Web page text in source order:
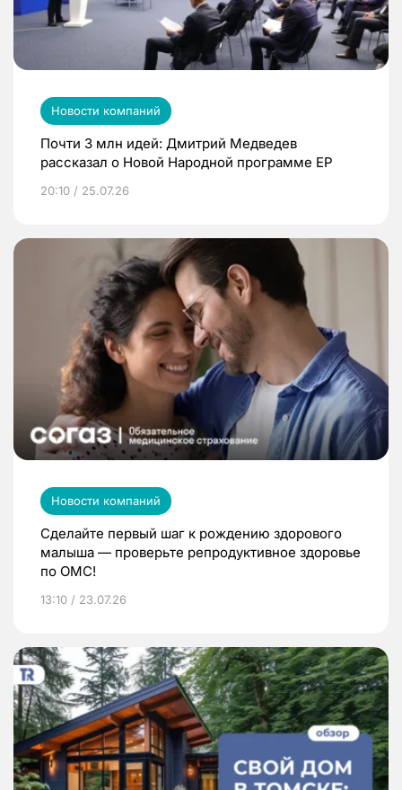
Новости компаний
Почти 3 млн идей: Дмитрий Медведев
рассказал о Новой Народной программе ЕР
20:10 / 25.07.26
Новости компаний
Сделайте первый шаг к рождению здорового
малыша — проверьте репродуктивное здоровье
по ОМС!
13:10 / 23.07.26